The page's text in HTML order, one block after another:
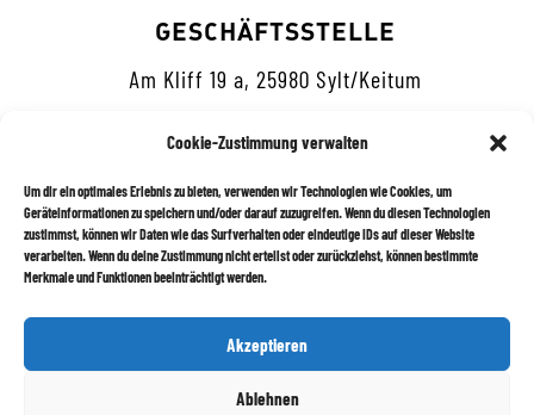
Cookie-Zustimmung verwalten
Um dir ein optimales Erlebnis zu bieten, verwenden wir Technologien wie Cookies, um
Geräteinformationen zu speichern und/oder darauf zuzugreifen. Wenn du diesen Technologien
zustimmst, können wir Daten wie das Surfverhalten oder eindeutige IDs auf dieser Website
verarbeiten. Wenn du deine Zustimmung nicht erteilst oder zurückziehst, können bestimmte
Merkmale und Funktionen beeinträchtigt werden.
Akzeptieren
Ablehnen
GESCHÄFTSSTELLE
Am Kliff 19 a, 25980 Sylt/Keitum
Datenschutz
Newsletter abonnieren